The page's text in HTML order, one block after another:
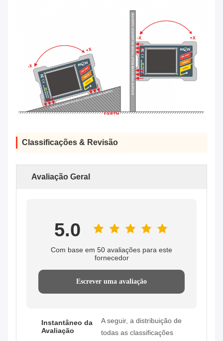
Classificações & Revisão
Avaliação Geral
5.0
Com base em 50 avaliações para este
fornecedor
Escrever uma avaliação
Instantâneo da
Avaliação
A seguir, a distribuição de
todas as classificações